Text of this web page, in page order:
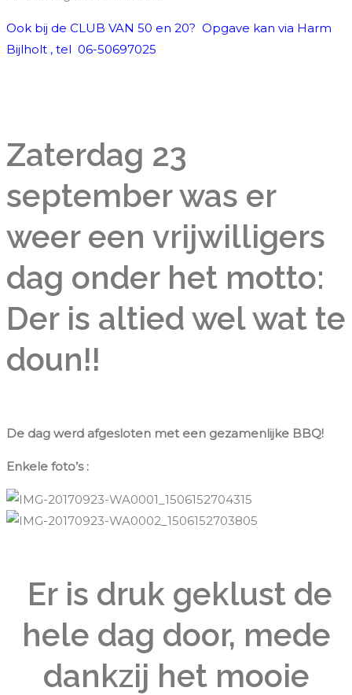
Ook bij de CLUB VAN 50 en 20? Opgave kan via Harm
Bijlholt , tel 06-50697025
Zaterdag 23
september was er
weer een vrijwilligers
dag onder het motto:
Der is altied wel wat te
doun!!
De dag werd afgesloten met een gezamenlijke BBQ!
Enkele foto’s :
Er is druk geklust de
hele dag door, mede
dankzij het mooie